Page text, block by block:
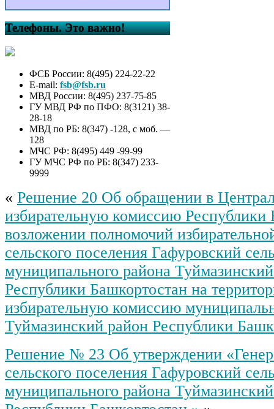
Телефоны. Это важно!
ФСБ России: 8(495) 224-22-22
E-mail: fsb@fsb.ru
МВД России: 8(495) 237-75-85
ГУ МВД РФ по ПФО: 8(3121) 38-
28-18
МВД по РБ: 8(347) -128, с моб. —
128
МЧС РФ: 8(495) 449 -99-99
ГУ МЧС РФ по РБ: 8(347) 233-
9999
« Решение 20 Об обращении в
избирательную комиссию Республики
возложении полномочий
сельского поселения Гафуровский
муниципального района
Республики Башкортостан на
избирательную комиссию
Туймазинский район Республики
Решение № 23 Об утверждении
сельского поселения Гафуровский
муниципального района